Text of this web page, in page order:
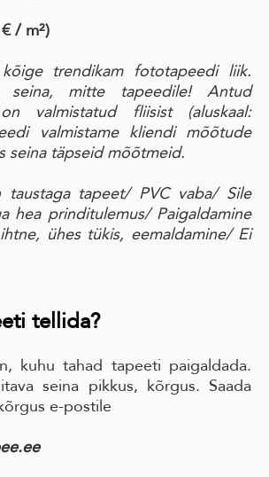
/ m²)
trendikam fototapeedi liik.
seina, mitte tapeedile! Antud
valmistatud fliisist (aluskaal:
valmistame kliendi mõõtude
seina täpseid mõõtmeid.
taustaga tapeet/ PVC vaba/ Sile
hea prinditulemus/Paigaldamine
ühes tükis, eemaldamine/ Ei
tellida?
kuhu tahad tapeeti paigaldada.
seina pikkus, kõrgus. Saada
e-postile